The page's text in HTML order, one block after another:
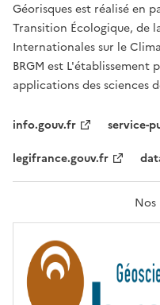
Géorisques est réalisé en
Transition Écologique, de
Internationales sur le
BRGM est L'établissement
applications des sciences
info.gouv.fr
service-
legifrance.gouv.fr
Nos